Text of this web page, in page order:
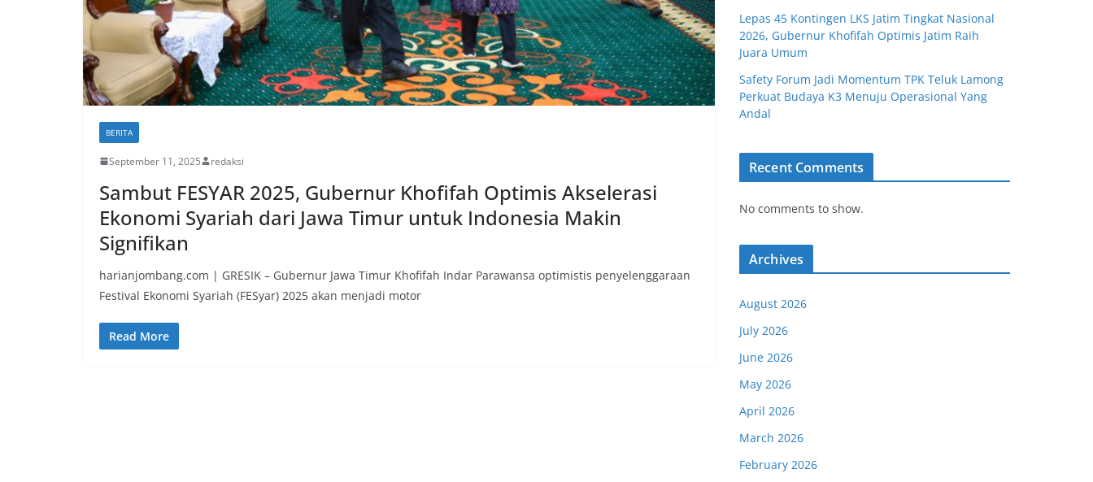
BERITA
September 11, 2025 redaksi
Sambut FESYAR 2025, Gubernur Khofifah Optimis Akselerasi
Ekonomi Syariah dari Jawa Timur untuk Indonesia Makin
Signifikan
harianjombang.com | GRESIK – Gubernur Jawa Timur Khofifah Indar Parawansa optimistis penyelenggaraan
Festival Ekonomi Syariah (FESyar) 2025 akan menjadi motor
Read More
Lepas 45 Kontingen LKS Jatim Tingkat Nasional
2026, Gubernur Khofifah Optimis Jatim Raih
Juara Umum
Safety Forum Jadi Momentum TPK Teluk Lamong
Perkuat Budaya K3 Menuju Operasional Yang
Andal
Recent Comments
No comments to show.
Archives
August 2026
July 2026
June 2026
May 2026
April 2026
March 2026
February 2026